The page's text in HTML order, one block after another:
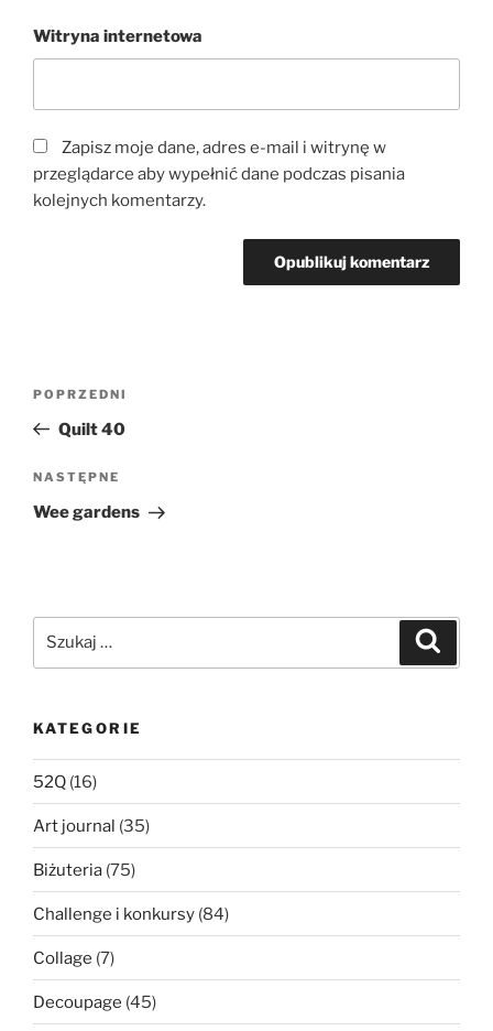
Witryna internetowa
Zapisz moje dane, adres e-mail i witrynę w
przeglądarce aby wypełnić dane podczas pisania
kolejnych komentarzy.
Poprzedni
wpis
POPRZEDNI
Quilt 40
Następny
wpis
NASTĘPNE
Wee gardens
KATEGORIE
52Q (16)
Art journal (35)
Biżuteria (75)
Challenge i konkursy (84)
Collage (7)
Decoupage (45)